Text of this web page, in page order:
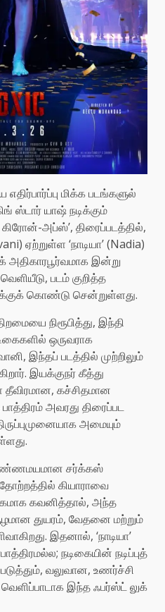
மிக்க படங்களுல்
ஸ்டார் யாஷ் நடிக்கும்
கிரோன்-அப்ஸ்’, திரைப்படத்தில்,
ஏற்றுள்ள ‘நாடியா’ (Nadia)
அதிகாரபூர்வமாக இன்று
படம் குறித்த
கொண்டு சென்றுள்ளது.
நிரூபித்து, இந்தி
ஒருவராக
இந்தப் படத்தில் முற்றிலும்
இயக்குநர் கீத்து
கச்சிதமான
அவரது திரைப்பட
அமையும்
வண்ணமயமான சர்க்கஸ்
கியாராவை
கவனித்தால், அந்த
துயரம், வேதனை மற்றும்
இதனால், ‘நாடியா’
நடிகையின் நடிப்புத்
வலுவான, உணர்ச்சி
இந்த ஃபர்ஸ்ட் லுக்